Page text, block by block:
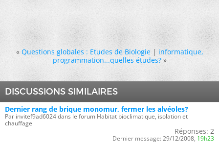
« Questions globales : Etudes de Biologie|informatique,
programmation...quelles études? »
DISCUSSIONS SIMILAIRES
Dernier rang de brique monomur, fermer les alvéoles?
Par invitef9ad6024 dans le forum Habitat bioclimatique, isolation et
chauffage
Réponses: 2
Dernier message: 29/12/2008, 19h23